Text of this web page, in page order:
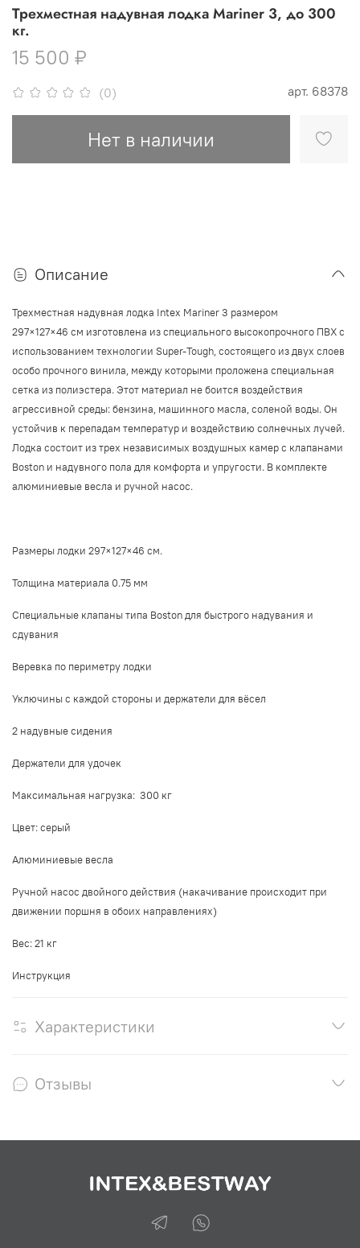
(0) арт. 68378
Трехместная надувная лодка Mariner 3, до 300
кг.
15 500 ₽
Нет в наличии
Описание
Трехместная надувная лодка Intex Mariner 3 размером
297×127×46 см изготовлена из специального высокопрочного ПВХ с
использованием технологии Super-Tough, состоящего из двух слоев
особо прочного винила, между которыми проложена специальная
сетка из полиэстера. Этот материал не боится воздействия
агрессивной среды: бензина, машинного масла, соленой воды. Он
устойчив к перепадам температур и воздействию солнечных лучей.
Лодка состоит из трех независимых воздушных камер с клапанами
Boston и надувного пола для комфорта и упругости. В комплекте
алюминиевые весла и ручной насос.
Размеры лодки 297×127×46 см.
Толщина материала 0.75 мм
Специальные клапаны типа Boston для быстрого надувания и
сдувания
Веревка по периметру лодки
Уключины с каждой стороны и держатели для вёсел
2 надувные сидения
Держатели для удочек
Максимальная нагрузка: 300 кг
Цвет:серый
Алюминиевые весла
Ручной насос двойного действия (накачивание происходит при
движении поршня в обоих направлениях)
Вес: 21 кг
Инструкция
Характеристики
Отзывы